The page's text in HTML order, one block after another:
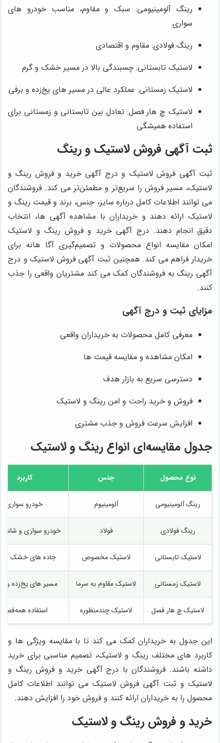
رینگ آلومینیومی: سبک و مقاوم، مناسب خودرو های
سواری
رینگ فولادی: مقاوم و اقتصادی
لاستیک تابستانی: چسبندگی بالا در مسیر خشک و گرم
لاستیک زمستانی: عملکرد عالی در مسیر های یخ‌زده و برفی
لاستیک چ هار فصل: تعادل بین تابستانی و زمستانی برای
استفاده همیشگی
ثبت آگهی فروش لاستیک و رینگ
ثبت آگهی فروش لاستیک و درج آگهی خرید و فروش رینگ و
لاستیک، مسیر فروش را سریع‌تر و مطمئن‌تر می کند. فروشندگان
می توانند اطلاعات کامل درباره سایز، جنس، برند و قیمت رینگ و
لاستیک ارائه دهند و خریداران با مشاهده آگهی‌ ها، انتخاب
دقیق انجام دهند. درج آگهی خرید و فروش رینگ و لاستیک
امکان مقایسه انواع محصولات و تصمیم‌گیری آگا هانه برای
خریدار فراهم می کند. همچنین ثبت آگهی فروش لاستیک و درج
آگهی رینگ به فروشندگان کمک می کند مشتریان واقعی را جذب
کنند.
مزایای ثبت و درج آگهی
معرفی کامل محصولات به خریداران واقعی
امکان مشاهده و مقایسه قیمت‌ ها
دسترسی سریع به بازار هدف
فروش و خرید راحت و امن رینگ و لاستیک
افزایش سرعت فروش و جذب مشتری
جدول مقایسه‌ای انواع رینگ و لاستیک
نوع محصول جنس کاربرد
رینگ آلومینیومی آلومینیوم خودرو سواری
رینگ فولادی فولاد خودرو سواری و شاسی
لاستیک تابستانی لاستیک مخصوص جاده‌ های خشک و
لاستیک زمستانی لاستیک مقاوم به سرما مسیر های یخ‌زده و
لاستیک چ هار فصل لاستیک چندمنظوره استفاده همه‌فصل
این جدول به خریداران کمک می کند تا با مقایسه ویژگی‌ ها و
کاربرد های مختلف رینگ و لاستیک، تصمیم مناسبی برای خرید
داشته باشند. فروشندگان با درج آگهی خرید و فروش رینگ و
لاستیک و ثبت آگهی فروش لاستیک می توانند اطلاعات کامل
محصول را به خریداران ارائه کنند و فروش خود را افزایش دهند.
خرید و فروش رینگ و لاستیک